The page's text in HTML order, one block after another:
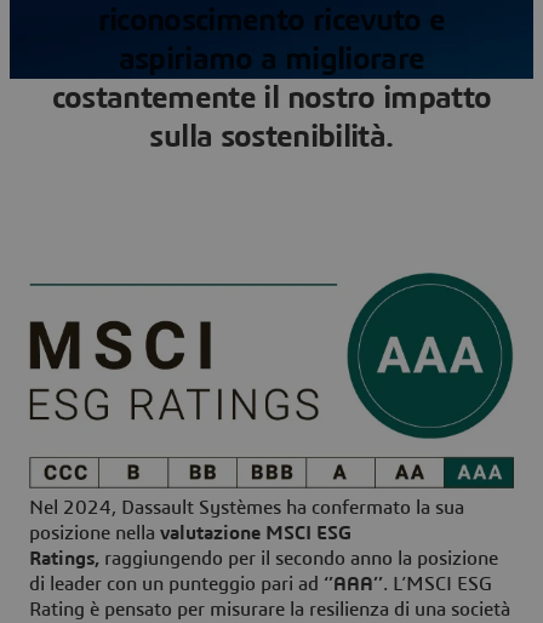
riconoscimento ricevuto e
aspiriamo a migliorare
costantemente il nostro impatto
sulla sostenibilità.
Nel 2024, Dassault Systèmes ha confermato la sua
posizione nella valutazione MSCI ESG
Ratings, raggiungendo per il secondo anno la posizione
di leader con un punteggio pari ad ‘’AAA’’. L’MSCI ESG
Rating è pensato per misurare la resilienza di una società